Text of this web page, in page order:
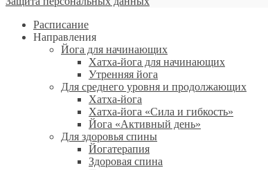
Расписание
Направления
Йога для начинающих
Хатха-йога для начинающих
Утренняя йога
Для среднего уровня и продолжающих
Хатха-йога
Хатха-йога «Сила и гибкость»
Йога «Активный день»
Для здоровья спины
Йогатерапия
Здоровая спина